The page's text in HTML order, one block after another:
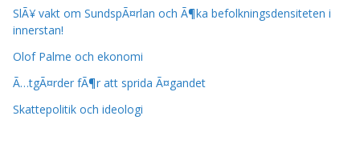
SlÃ¥ vakt om SundspÃ¤rlan och Ã¶ka befolkningsdensiteten i
innerstan!
Olof Palme och ekonomi
Ã…tgÃ¤rder fÃ¶r att sprida Ã¤gandet
Skattepolitik och ideologi